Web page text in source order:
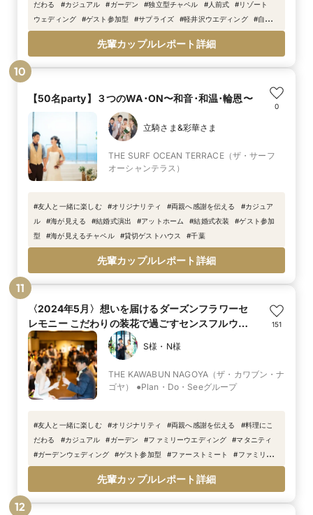
だわる
#カジュアル #ガーデン #独立型チャペル #人前式 #リゾート
ウェディング
#ゲスト参加型 #サプライズ #軽井沢ウエディング #自然
#感謝を伝える #オリジナル #おしゃれ #ガラス張り #余興 #雪景色
#
先輩カップルレポート詳細
10
【50名party】３つのWA･ON〜和音･和温･輪恩〜
0
立騎さま&彩華さま
THE SURF OCEAN TERRACE（ザ・サーフ
オーシャンテラス）
#友人と一緒に楽しむ #オリジナリティ #両親へ感謝を伝える #カジュア
ル
#海が見える #結婚式演出 #アットホーム #結婚式衣装 #ゲスト参加
型
#海が見えるチャペル #貸切ゲストハウス #千葉
先輩カップルレポート詳細
11
〈2024年5月〉想いを届けるダーズンフラワーセ
レモニー こだわりの装花で過ごすセンスフルウェ
ディング
151
S様・N様
THE KAWABUN NAGOYA（ザ・カワブン・ナ
ゴヤ） ●Plan・Do・Seeグループ
#友人と一緒に楽しむ #オリジナリティ #両親へ感謝を伝える #料理にこ
だわる
#カジュアル #ガーデン #ファミリーウエディング #マタニティ
#ガーデンウェディング #ゲスト参加型 #ファーストミート #ファミリー
ミート
#手作り結婚証明書 #ダーズンフラワー #マタニティウェディン
#植樹の儀 #ハイチェア 12の花言葉
先輩カップルレポート詳細
12